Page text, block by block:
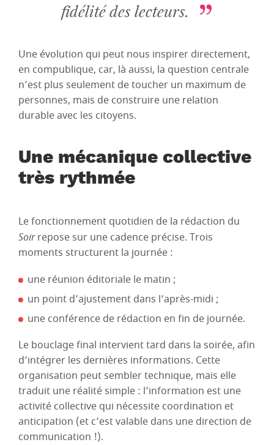
fidélité des lecteurs.
Une évolution qui peut nous inspirer directement,
en compublique, car, là aussi, la question centrale
n’est plus seulement de toucher un maximum de
personnes, mais de construire une relation
durable avec les citoyens.
Une mécanique collective
très rythmée
Le fonctionnement quotidien de la rédaction du
Soirrepose sur une cadence précise. Trois
moments structurent la journée :
une réunion éditoriale le matin ;
un point d’ajustement dans l’après-midi ;
une conférence de rédaction en fin de journée.
Le bouclage final intervient tard dans la soirée, afin
d’intégrer les dernières informations. Cette
organisation peut sembler technique, mais elle
traduit une réalité simple : l’information est une
activité collective qui nécessite coordination et
anticipation (et c’est valable dans une direction de
communication !).